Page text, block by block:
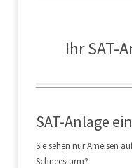
Ihr SAT-
SAT-Anlage
Sie sehen nur Ameisen
Schneesturm?